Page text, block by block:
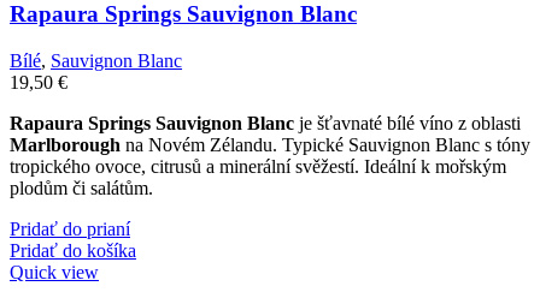
Rapaura Springs Sauvignon Blanc
Bílé, Sauvignon Blanc
19,50 €
Rapaura Springs Sauvignon Blanc je šťavnaté bílé víno z oblasti
Marlborough na Novém Zélandu. Typické Sauvignon Blanc s tóny
tropického ovoce, citrusů a minerální svěžestí. Ideální k mořským
plodům či salátům.
Pridať do prianí
Pridať do košíka
Quick view